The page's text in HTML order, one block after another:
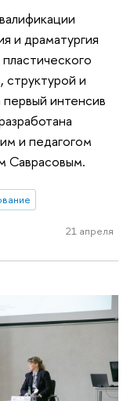
и драматургия
структурой и
интенсив
и педагогом
Саврасовым.
21 апреля